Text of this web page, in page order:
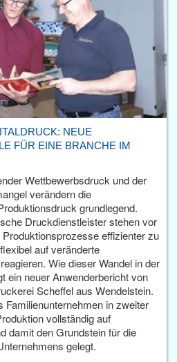
NEUE
FÜR EINE BRANCHE IM
Wettbewerbsdruck und der
verändern die
grundlegend.
Druckdienstleister stehen vor
effizienter zu
auf veränderte
Wie dieser Wandel in der
ein neuer Anwenderbericht von
Scheffel aus Wendelstein.
Familienunternehmen in zweiter
vollständig auf
damit den Grundstein für die
gelegt.